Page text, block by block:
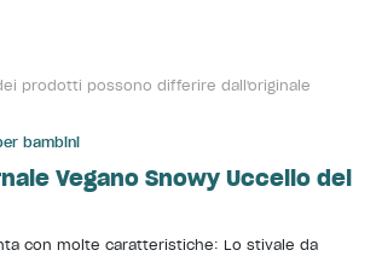
prodotti possono differire dall'originale
bambini
Vegano Snowy Uccello del
con molte caratteristiche: Lo stivale da